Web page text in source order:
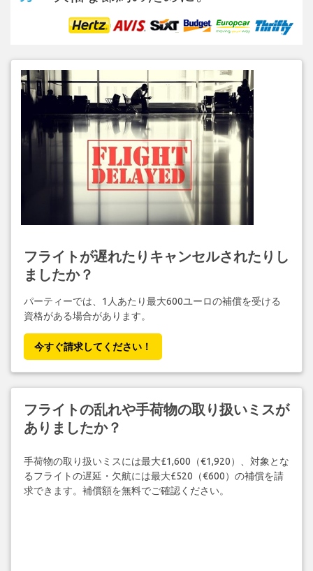
フライトが遅れたりキャンセルされたりし
ましたか？
パーティーでは、1人あたり最大600ユーロの補償を受ける
資格がある場合があります。
今すぐ請求してください！
フライトの乱れや手荷物の取り扱いミスが
ありましたか？
手荷物の取り扱いミスには最大£1,600（€1,920）、対象とな
るフライトの遅延・欠航には最大£520（€600）の補償を請
求できます。補償額を無料でご確認ください。